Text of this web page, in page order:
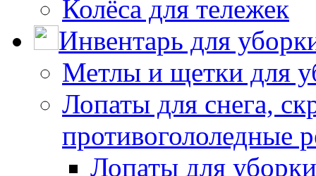
Колёса для тележек
Инвентарь для
Метлы и щетки для
Лопаты для снега,
противогололедные
Лопаты для